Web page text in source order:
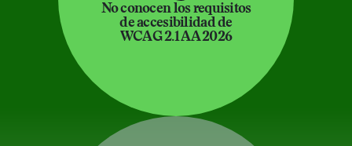
No conocen los requisitos
de accesibilidad de
WCAG 2.1 AA 2026